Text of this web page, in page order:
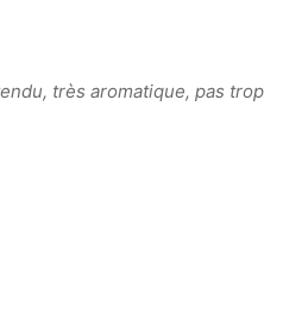
très aromatique, pas trop